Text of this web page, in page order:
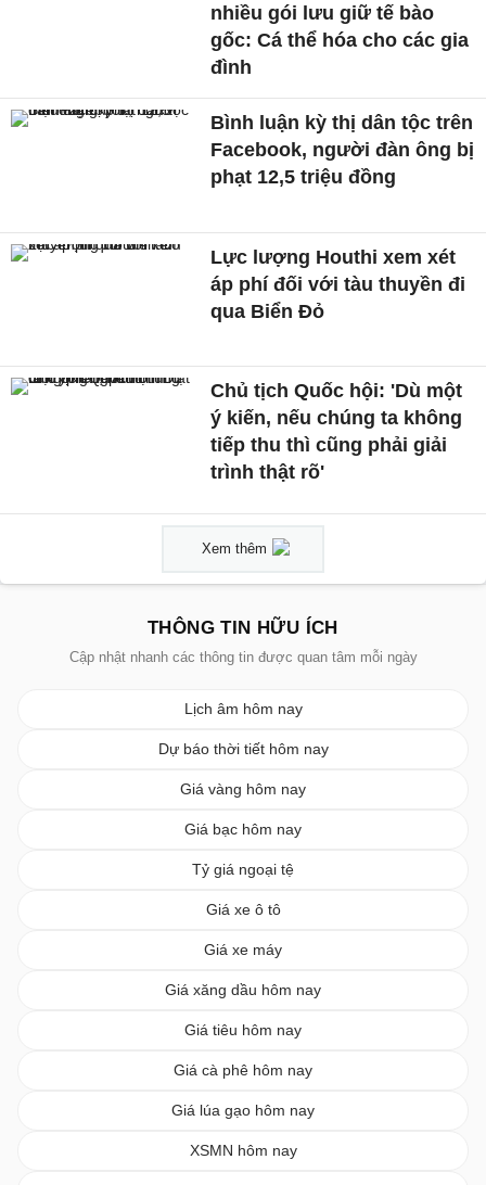
nhiều gói lưu giữ tế bào
gốc: Cá thể hóa cho các gia
đình
Bình luận kỳ thị dân tộc trên
Facebook, người đàn ông bị
phạt 12,5 triệu đồng
Lực lượng Houthi xem xét
áp phí đối với tàu thuyền đi
qua Biển Đỏ
Chủ tịch Quốc hội: 'Dù một
ý kiến, nếu chúng ta không
tiếp thu thì cũng phải giải
trình thật rõ'
Xem thêm
THÔNG TIN HỮU ÍCH
Cập nhật nhanh các thông tin được quan tâm mỗi ngày
Lịch âm hôm nay
Dự báo thời tiết hôm nay
Giá vàng hôm nay
Giá bạc hôm nay
Tỷ giá ngoại tệ
Giá xe ô tô
Giá xe máy
Giá xăng dầu hôm nay
Giá tiêu hôm nay
Giá cà phê hôm nay
Giá lúa gạo hôm nay
XSMN hôm nay